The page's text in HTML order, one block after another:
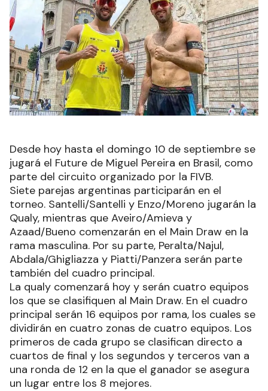
Desde hoy hasta el domingo 10 de septiembre se
jugará el Future de Miguel Pereira en Brasil, como
parte del circuito organizado por la FIVB.
Siete parejas argentinas participarán en el
torneo. Santelli/Santelli y Enzo/Moreno jugarán la
Qualy, mientras que Aveiro/Amieva y
Azaad/Bueno comenzarán en el Main Draw en la
rama masculina. Por su parte, Peralta/Najul,
Abdala/Ghigliazza y Piatti/Panzera serán parte
también del cuadro principal.
La qualy comenzará hoy y serán cuatro equipos
los que se clasifiquen al Main Draw. En el cuadro
principal serán 16 equipos por rama, los cuales se
dividirán en cuatro zonas de cuatro equipos. Los
primeros de cada grupo se clasifican directo a
cuartos de final y los segundos y terceros van a
una ronda de 12 en la que el ganador se asegura
un lugar entre los 8 mejores.